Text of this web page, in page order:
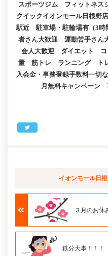
スポーツジム フィットネ
クイックイオンモール日根
駅近 駐車場・駐輪場有（3
者さん大歓迎 運動苦手さ
会人大歓迎 ダイエット
量 筋トレ ランニング ト
入会金・事務登録手数料一
月無料キャンペー
イオンモール日
３月のお休
鉄分大事！！！